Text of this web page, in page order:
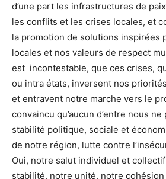
d’une part les infrastructures de
les conflits et les crises locales, et
la promotion de solutions inspirées
locales et nos valeurs de respect
est incontestable, que ces crises,
ou intra états, inversent nos
et entravent notre marche vers le
convaincu qu’aucun d’entre nous
stabilité politique, sociale et
de notre région, lutte contre
Oui, notre salut individuel et
stabilité, notre unité, notre